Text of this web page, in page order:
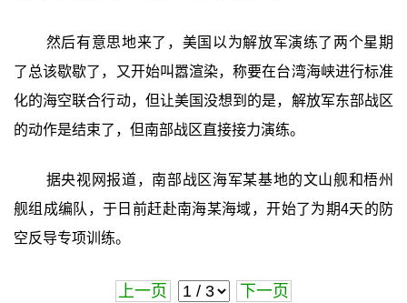
然后有意思地来了，美国以为解放军演练了两个星期
了总该歇歇了，又开始叫嚣渲染，称要在台湾海峡进行标准
化的海空联合行动，但让美国没想到的是，解放军东部战区
的动作是结束了，但南部战区直接接力演练。
据央视网报道，南部战区海军某基地的文山舰和梧州
舰组成编队，于日前赶赴南海某海域，开始了为期4天的防
空反导专项训练。
上一页 下一页